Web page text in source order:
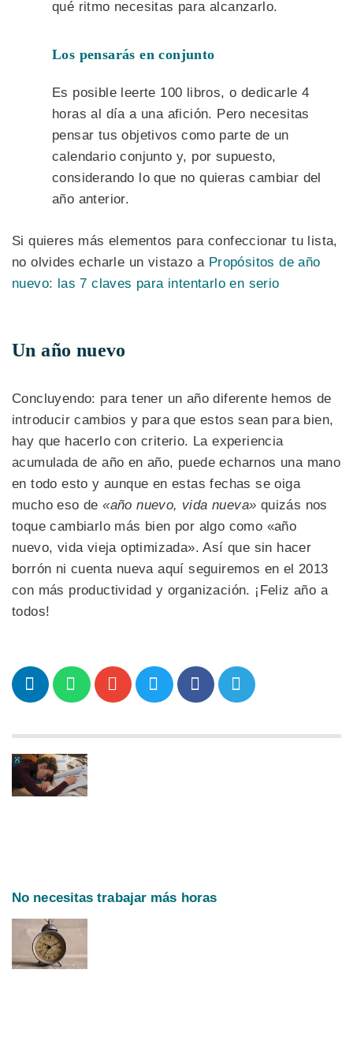
qué ritmo necesitas para alcanzarlo.
Los pensarás en conjunto
Es posible leerte 100 libros, o dedicarle 4
horas al día a una afición. Pero necesitas
pensar tus objetivos como parte de un
calendario conjunto y, por supuesto,
considerando lo que no quieras cambiar del
año anterior.
Si quieres más elementos para confeccionar tu lista,
no olvides echarle un vistazo a Propósitos de año
nuevo: las 7 claves para intentarlo en serio
Un año nuevo
Concluyendo: para tener un año diferente hemos de
introducir cambios y para que estos sean para bien,
hay que hacerlo con criterio. La experiencia
acumulada de año en año, puede echarnos una mano
en todo esto y aunque en estas fechas se oiga
mucho eso de«año nuevo, vida nueva» quizás nos
toque cambiarlo más bien por algo como «año
nuevo, vida vieja optimizada». Así que sin hacer
borrón ni cuenta nueva aquí seguiremos en el 2013
con más productividad y organización. ¡Feliz año a
todos!
No necesitas trabajar más horas